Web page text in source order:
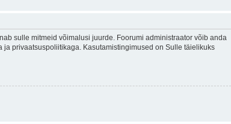
sulle mitmeid võimalusi juurde. Foorumi administraator võib anda
privaatsuspoliitikaga. Kasutamistingimused on Sulle täielikuks